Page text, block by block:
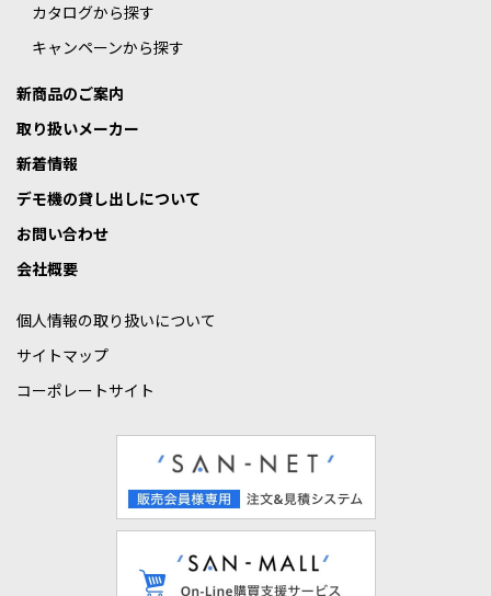
カタログから探す
キャンペーンから探す
新商品のご案内
取り扱いメーカー
新着情報
デモ機の貸し出しについて
お問い合わせ
会社概要
個人情報の取り扱いについて
サイトマップ
コーポレートサイト